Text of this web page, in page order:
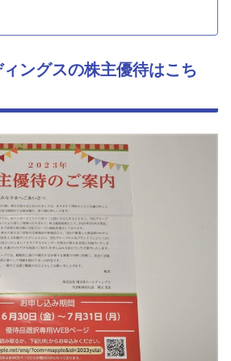
ングスの株主優待はこち